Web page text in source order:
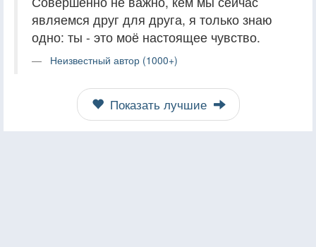
являемся друг для друга, я только знаю
одно: ты - это моё настоящее чувство.
Неизвестный автор (1000+)
Показать лучшие